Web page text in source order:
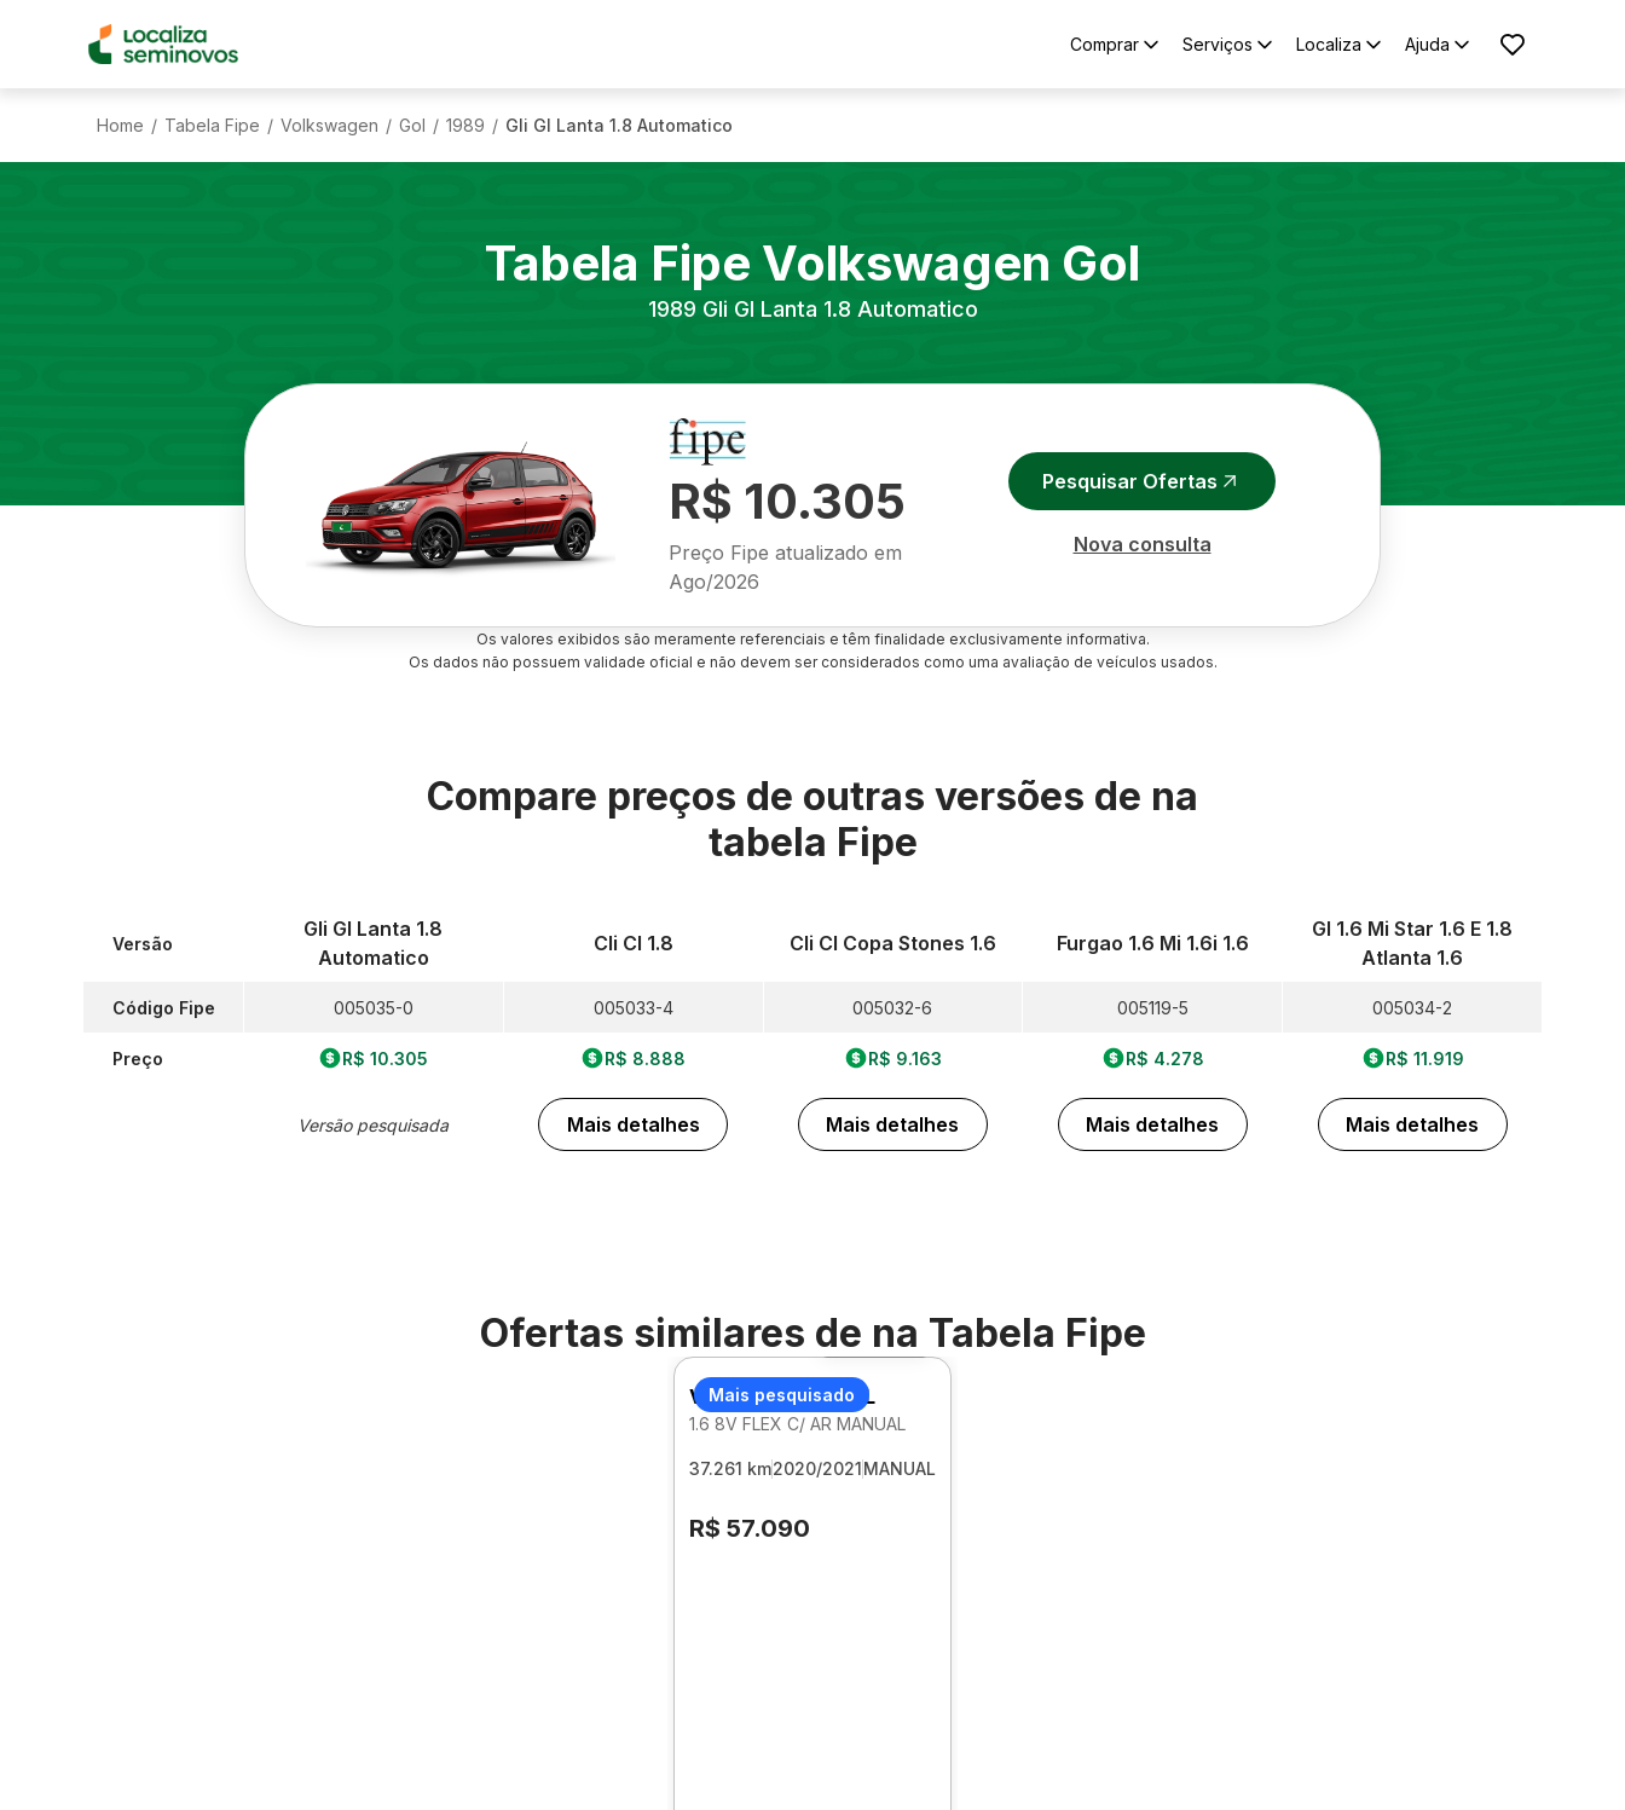
Comprar Serviços Localiza Ajuda
Home / Tabela Fipe / Volkswagen / Gol / 1989 / Gli Gl Lanta 1.8 Automatico
Tabela Fipe Volkswagen Gol
1989 Gli Gl Lanta 1.8 Automatico
R$ 10.305
Preço Fipe atualizado em
Ago/2026
Pesquisar Ofertas
Nova consulta
Os valores exibidos são meramente referenciais e têm finalidade exclusivamente informativa.
Os dados não possuem validade oficial e não devem ser considerados como uma avaliação de veículos usados.
Compare preços de outras versões de na
tabela Fipe
Versão
Código Fipe
Preço
Gli Gl Lanta 1.8
Automatico
005035-0
R$ 10.305
Versão pesquisada
Cli Cl 1.8
005033-4
R$ 8.888
Mais detalhes
Cli Cl Copa Stones 1.6
005032-6
R$ 9.163
Mais detalhes
Furgao 1.6 Mi 1.6i 1.6
005119-5
R$ 4.278
Mais detalhes
Gl 1.6 Mi Star 1.6 E 1.8
Atlanta 1.6
005034-2
R$ 11.919
Mais detalhes
Ofertas similares de na Tabela Fipe
Mais pesquisado
Foto 360º
VOLKSWAGEN GOL
1.6 8V FLEX C/ AR MANUAL
37.261 km2020/2021MANUAL
R$ 57.090